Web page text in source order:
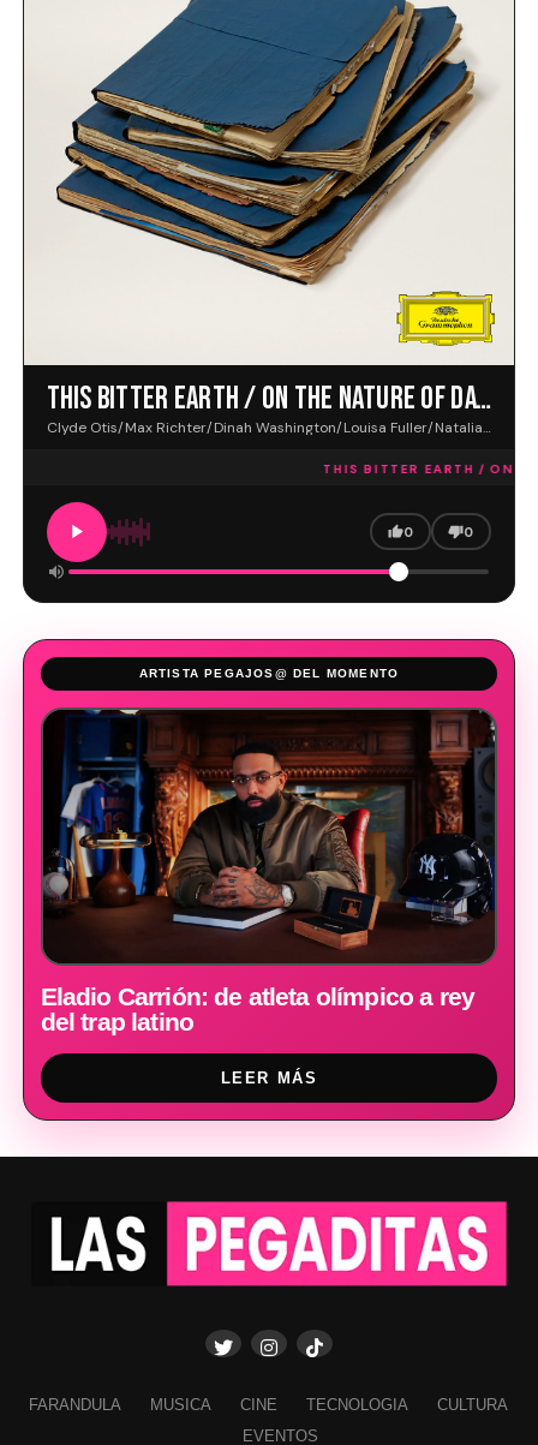
THIS BITTER EARTH / ON THE NATURE OF DAYLIGHT
Clyde Otis/Max Richter/Dinah Washington/Louisa Fuller/Natalia Bonner/John Metcalfe/Philip Sheppard/Chris Worsey · VOIX FM
THIS BITTER EARTH / ON
0 0
ARTISTA PEGAJOS@ DEL MOMENTO
Eladio Carrión: de atleta olímpico a rey
del trap latino
LEER MÁS
FARANDULA MUSICA CINE TECNOLOGIA
CULTURA
EVENTOS